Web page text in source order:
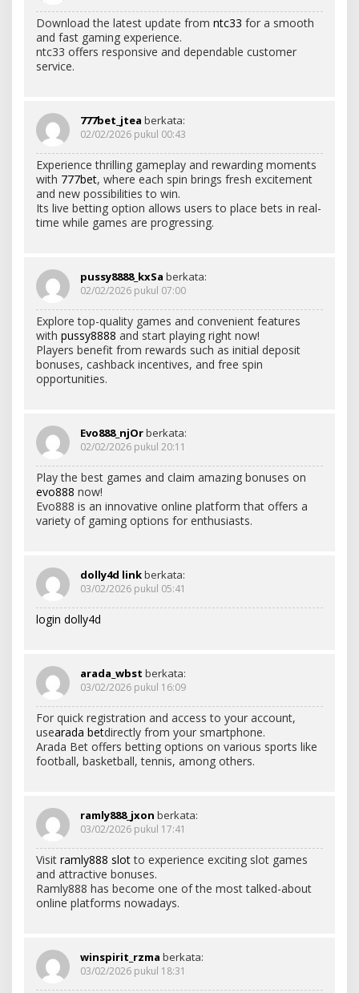
Download the latest update from ntc33 for a smooth
and fast gaming experience.
ntc33 offers responsive and dependable customer
service.
777bet_jtea berkata:
02/02/2026 pukul 00:43
Experience thrilling gameplay and rewarding moments
with 777bet, where each spin brings fresh excitement
and new possibilities to win.
Its live betting option allows users to place bets in real-
time while games are progressing.
pussy8888_kxSa berkata:
02/02/2026 pukul 07:00
Explore top-quality games and convenient features
with pussy8888 and start playing right now!
Players benefit from rewards such as initial deposit
bonuses, cashback incentives, and free spin
opportunities.
Evo888_njOrberkata:
02/02/2026 pukul 20:11
Play the best games and claim amazing bonuses on
evo888 now!
Evo888 is an innovative online platform that offers a
variety of gaming options for enthusiasts.
dolly4d linkberkata:
03/02/2026 pukul 05:41
login dolly4d
arada_wbst berkata:
03/02/2026 pukul 16:09
For quick registration and access to your account,
usearada betdirectly from your smartphone.
Arada Bet offers betting options on various sports like
football, basketball, tennis, among others.
ramly888_jxon berkata:
03/02/2026 pukul 17:41
Visit ramly888 slotto experience exciting slot games
and attractive bonuses.
Ramly888 has become one of the most talked-about
online platforms nowadays.
winspirit_rzma berkata:
03/02/2026 pukul 18:31